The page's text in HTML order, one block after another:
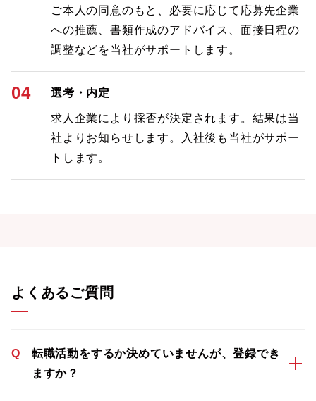
ご本人の同意のもと、必要に応じて応募先企業
への推薦、書類作成のアドバイス、面接日程の
調整などを当社がサポートします。
04 選考・内定
求人企業により採否が決定されます。結果は当
社よりお知らせします。入社後も当社がサポー
トします。
よくあるご質問
Q
転職活動をするか決めていませんが、登録でき
ますか？